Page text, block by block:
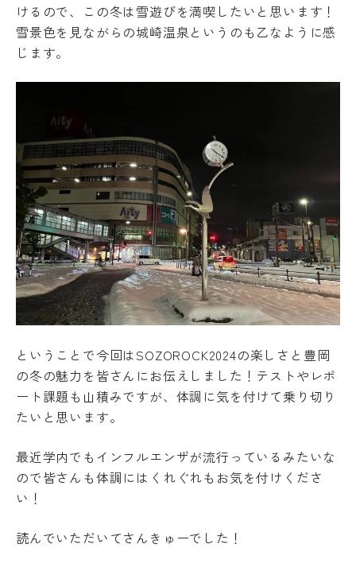
境
ア
止
SOGI
健
康
管
理
害
の
あ
る
の
けるので、この冬は雪遊びを満喫したいと思います！
雪景色を見ながらの城崎温泉というのも乙なように感
じます。
ということで今回はSOZOROCK2024の楽しさと豊岡
の冬の魅力を皆さんにお伝えしました！テストやレポ
ート課題も山積みですが、体調に気を付けて乗り切り
たいと思います。
最近学内でもインフルエンザが流行っているみたいな
ので皆さんも体調にはくれぐれもお気を付けくださ
い！
読んでいただいてさんきゅーでした！
information. If there is any discrepancy
between the translated pages and Japanese
pages, the content of the Japanese pages shall
prevail. Please note that Professional College
for the accuracy of the translation.
OK